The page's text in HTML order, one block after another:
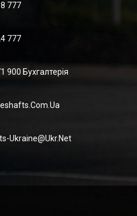
777
777
900 Бухгалтерія
Ukraine@ukr.net